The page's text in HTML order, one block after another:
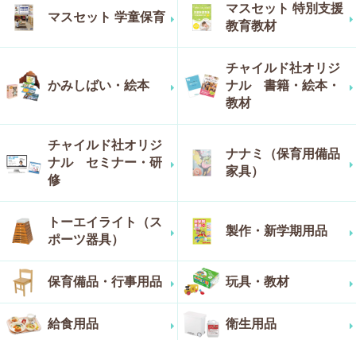
マスセット 学童保育
マスセット 特別支援
教育教材
かみしばい・絵本
チャイルド社オリジ
ナル 書籍・絵本・
教材
チャイルド社オリジ
ナル セミナー・研
修
ナナミ（保育用備品
家具）
トーエイライト（ス
ポーツ器具）
製作・新学期用品
保育備品・行事用品 玩具・教材
給食用品 衛生用品